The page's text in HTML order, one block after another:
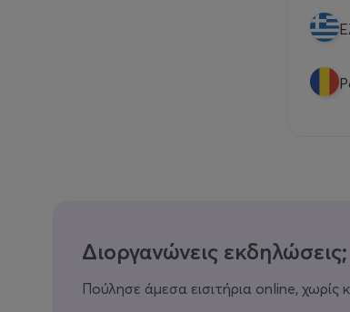
Διοργανώνεις εκδηλώσεις;
Πούλησε άμεσα εισιτήρια online, χωρίς